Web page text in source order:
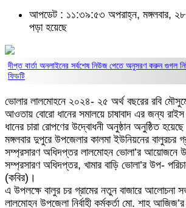
আপডেট : ১১:৩৯:৫৩ অপরাহ্ন, মঙ্গলবার, ২৮
পড়া হয়েছে
দীপ্ত বার্তা অনলাইনের সর্বশেষ নিউজ পেতে অনুসরণ করুনগুগল
ফিডটি
ভোলার লালমোহনে ২০২৪- ২৫ অর্থ বছরের রবি
আওতায় বোরো ধানের সমালয়ে চাষাবাদ এর জন্য রাইস
ধানের চারা রোপণের উদ্বোধনী অনুষ্ঠান অনুষ্ঠিত
মঙ্গলবার দুপুরে উপজেলার কালমা ইউনিয়নের বালুরচর
সম্প্রসারণ অধিদপ্তর লালমোহন ভোলা’র আয়োজনে
সম্প্রসারণ অধিদপ্তর, খামার বাড়ি ভোলা’র উপ-
(কবির)।
এ উপলক্ষে বালুর চর গ্রামের নতুন বাজারে আলোচনা
লালমোহন উপজেলা নির্বাহী কর্মকর্তা মো. শাহ